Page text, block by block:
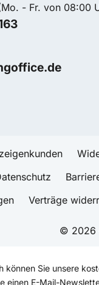
- Fr. von 08:00
Verträge
© 2026
können Sie unsere
einen E-Mail-